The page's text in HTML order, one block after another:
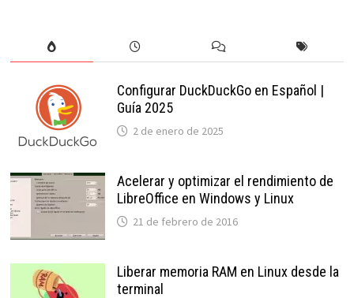
Configurar DuckDuckGo en Español |
Guía 2025
2 de enero de 2025
Acelerar y optimizar el rendimiento de
LibreOffice en Windows y Linux
21 de febrero de 2016
Liberar memoria RAM en Linux desde la
terminal